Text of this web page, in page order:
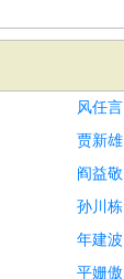
风任言
贾新雄
阎益敬
孙川栋
年建波
平姗傲